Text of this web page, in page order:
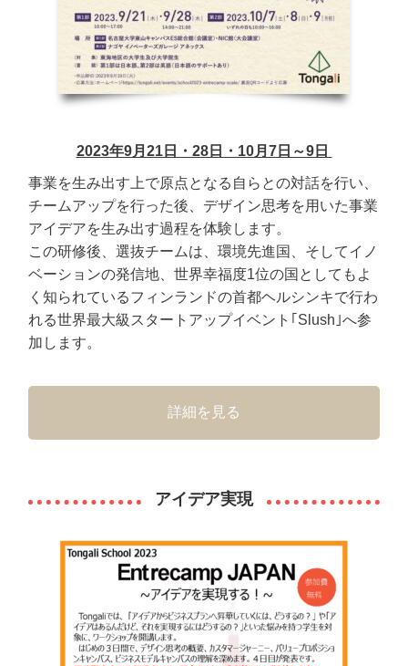
2023年9月21日・28日・10月7日～9日
事業を生み出す上で原点となる自らとの対話を行い、
チームアップを行った後、デザイン思考を用いた事業
アイデアを生み出す過程を体験します。
この研修後、選抜チームは、環境先進国、そしてイノ
ベーションの発信地、世界幸福度1位の国としてもよ
く知られているフィンランドの首都ヘルシンキで行わ
れる世界最大級スタートアップイベント｢Slush｣へ参
加します。
詳細を見る
アイデア実現